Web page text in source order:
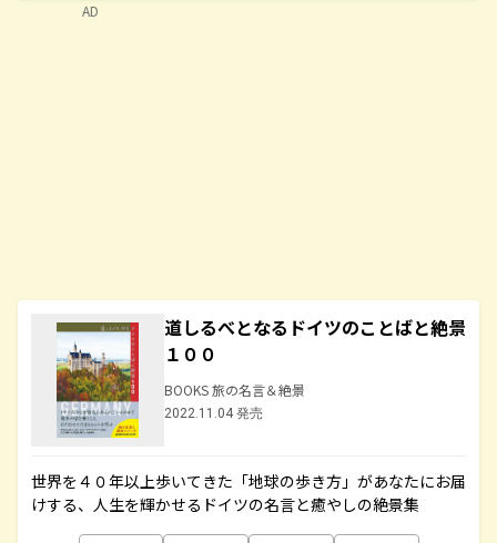
道しるべとなるドイツのことばと絶景
１００
BOOKS 旅の名言＆絶景
2022.11.04 発売
世界を４０年以上歩いてきた「地球の歩き方」があなたにお届
けする、人生を輝かせるドイツの名言と癒やしの絶景集
AD